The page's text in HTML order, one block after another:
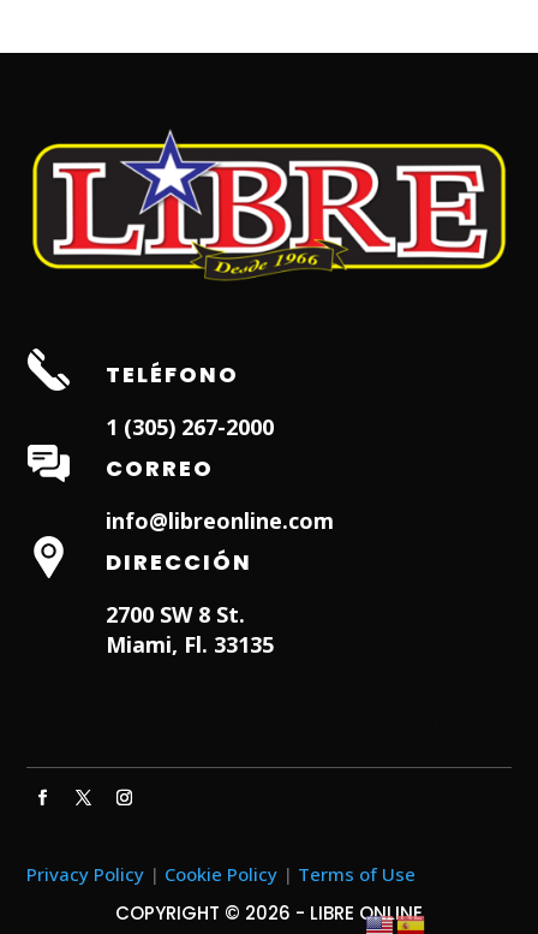
TELÉFONO
1 (305) 267-2000
CORREO
info@libreonline.com
DIRECCIÓN
2700 SW 8 St.
Miami, Fl. 33135
Privacy Policy | Cookie Policy | Terms of Use
COPYRIGHT © 2026 - LIBRE ONLINE